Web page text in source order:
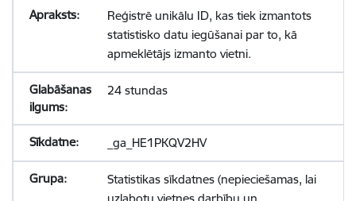
Reģistrē unikālu ID, kas tiek izmantots
statistisko datu iegūšanai par to, kā
apmeklētājs izmanto vietni.
24 stundas
_ga_HE1PKQV2HV
Statistikas sīkdatnes (nepieciešamas, lai